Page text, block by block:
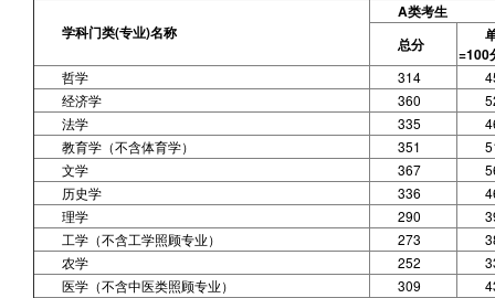
学科门类(专业)名称
A类考生
总分
=100
哲学 314
经济学
360
法学
335
教育学（不含体育学）
351
文学
367
历史学
336
理学
290
工学（不含工学照顾专业）
273
农学
252
医学（不含中医类照顾专业）
309